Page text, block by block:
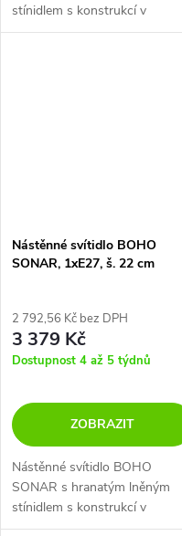
stínidlem s konstrukcí v
kombinaci z kovu a dubového
Nástěnné svítidlo BOHO
SONAR, 1xE27, š. 22 cm
2 792,56 Kč bez DPH
3 379 Kč
Dostupnost 4 až 5 týdnů
ZOBRAZIT
Nástěnné svítidlo BOHO
SONAR s hranatým lněným
stínidlem s konstrukcí v
kombinaci z kovu a dubového